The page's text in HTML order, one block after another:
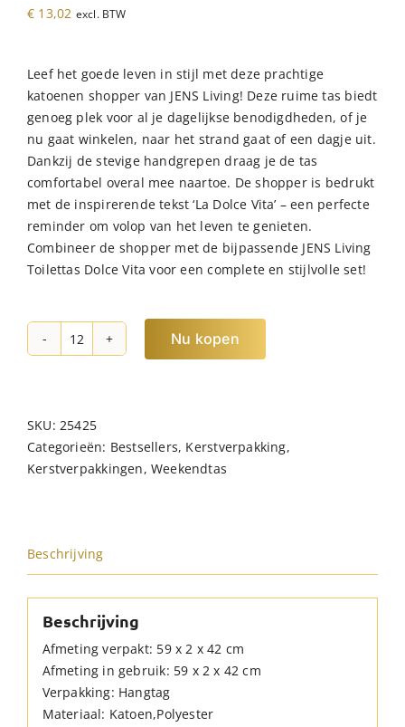
€ 13,02 excl. BTW
Leef het goede leven in stijl met deze prachtige
katoenen shopper van JENS Living! Deze ruime tas biedt
genoeg plek voor al je dagelijkse benodigdheden, of je
nu gaat winkelen, naar het strand gaat of een dagje uit.
Dankzij de stevige handgrepen draag je de tas
comfortabel overal mee naartoe. De shopper is bedrukt
met de inspirerende tekst ‘La Dolce Vita’ – een perfecte
reminder om volop van het leven te genieten.
Combineer de shopper met de bijpassende JENS Living
Toilettas Dolce Vita voor een complete en stijlvolle set!
JENS
Vita
Groen
hoeveelheid
Nu kopen
SKU:25425
Categorieën: Bestsellers, Kerstverpakking,
Kerstverpakkingen, Weekendtas
Beschrijving
Beschrijving
Afmeting verpakt: 59 x 2 x 42 cm
Afmeting in gebruik: 59 x 2 x 42 cm
Verpakking: Hangtag
Materiaal: Katoen,Polyester